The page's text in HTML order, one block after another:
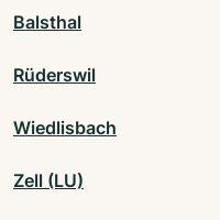
Balsthal
Rüderswil
Wiedlisbach
Zell (LU)